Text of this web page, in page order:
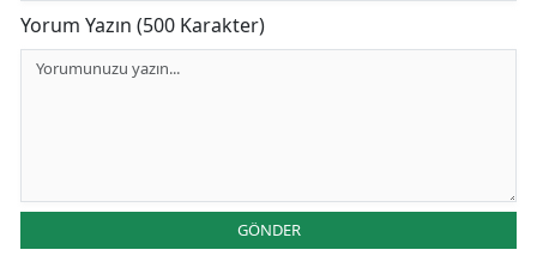
Yorum Yazın (500 Karakter)
GÖNDER